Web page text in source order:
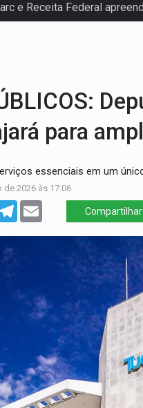
e Receita Federal
são presos após furto de
Cerejeiras completa 43
desmente boato sobre
fogem de residência e
Forças policiais
é esfaqueado no peito
para
essenciais em um
de 2026 às 17:06
Telegram Compartilhar